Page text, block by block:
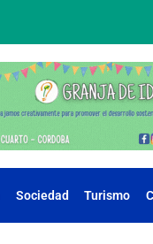
Sociedad Turismo